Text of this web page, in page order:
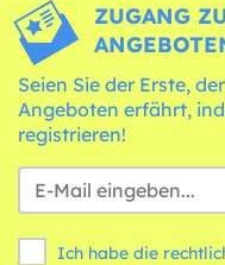
ZUGANG
Seien Sie der Erste,
Angeboten erfährt,
registrieren!
Ich habe die